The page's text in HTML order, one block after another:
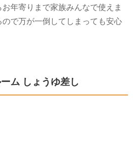
年寄りまで家族みんなで使えま
で万が一倒してしまっても安心
ム しょうゆ差し